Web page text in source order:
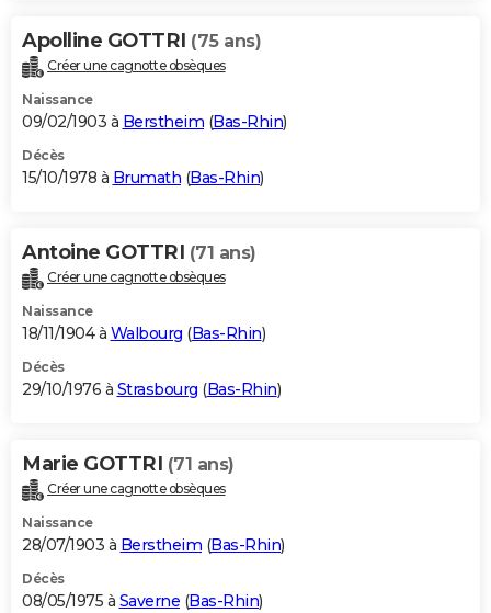
Apolline GOTTRI (75 ans)
Créer une cagnotte obsèques
Naissance
09/02/1903 à Berstheim (Bas-Rhin)
Décès
15/10/1978 à Brumath (Bas-Rhin)
Antoine GOTTRI (71 ans)
Créer une cagnotte obsèques
Naissance
18/11/1904 à Walbourg (Bas-Rhin)
Décès
29/10/1976 à Strasbourg (Bas-Rhin)
Marie GOTTRI (71 ans)
Créer une cagnotte obsèques
Naissance
28/07/1903 à Berstheim (Bas-Rhin)
Décès
08/05/1975 à Saverne (Bas-Rhin)